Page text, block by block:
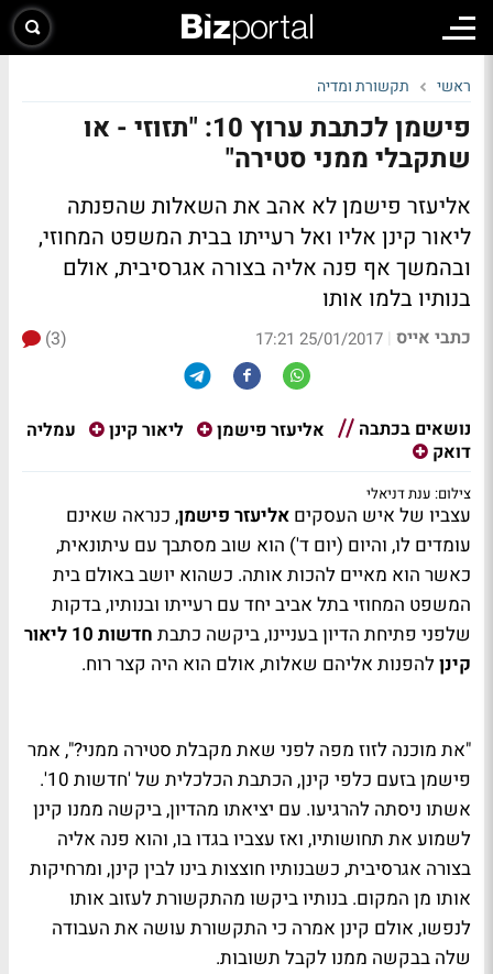
ראשי תקשורת ומדיה
פישמן לכתבת ערוץ 10: "תזוזי - או
שתקבלי ממני סטירה"
אליעזר פישמן לא אהב את השאלות שהפנתה
ליאור קינן אליו ואל רעייתו בבית המשפט המחוזי,
ובהמשך אף פנה אליה בצורה אגרסיבית, אולם
בנותיו בלמו אותו
כתבי אייס |
25/01/2017 17:21
(3)
נושאים בכתבה אליעזר פישמן ליאור קינן
עמליה
דואק
צילום: ענת דניאלי
עצביו של איש העסקים אליעזר פישמן, כנראה שאינם
עומדים לו, והיום (יום ד') הוא שוב מסתבך עם עיתונאית,
כאשר הוא מאיים להכות אותה. כשהוא יושב באולם בית
המשפט המחוזי בתל אביב יחד עם רעייתו ובנותיו, בדקות
שלפני פתיחת הדיון בעניינו, ביקשה כתבת חדשות 10
ליאור
קינןלהפנות אליהם שאלות, אולם הוא היה קצר רוח.
"את מוכנה לזוז מפה לפני שאת מקבלת סטירה ממני?", אמר
פישמן בזעם כלפי קינן, הכתבת הכלכלית של 'חדשות 10'.
אשתו ניסתה להרגיעו. עם יציאתו מהדיון, ביקשה ממנו קינן
לשמוע את תחושותיו, ואז עצביו בגדו בו, והוא פנה אליה
בצורה אגרסיבית, כשבנותיו חוצצות בינו לבין קינן, ומרחיקות
אותו מן המקום. בנותיו ביקשו מהתקשורת לעזוב אותו
לנפשו, אולם קינן אמרה כי התקשורת עושה את העבודה
שלה בבקשה ממנו לקבל תשובות.